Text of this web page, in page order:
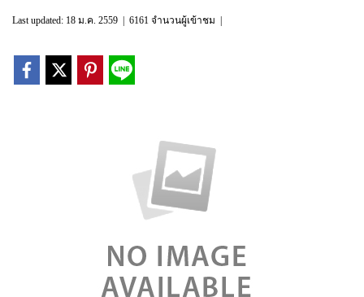
Last updated: 18 ม.ค. 2559 6161 จำนวนผู้เข้าชม